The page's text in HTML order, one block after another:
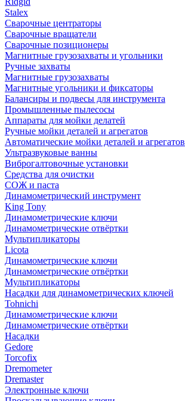
Stalex
Сварочные центраторы
Сварочные вращатели
Сварочные позиционеры
Магнитные грузозахваты и угольники
Ручные захваты
Магнитные грузозахваты
Магнитные угольники и фиксаторы
Балансиры и подвесы для инструмента
Промышленные пылесосы
Аппараты для мойки делатей
Ручные мойки деталей и агрегатов
Автоматические мойки деталей и агрегатов
Ультразвуковые ванны
Виброгалтовочные установки
Средства для очистки
СОЖ и паста
Динамометрический инструмент
King Tony
Динамометрические ключи
Динамометрические отвёртки
Мультипликаторы
Licota
Динамометрические ключи
Динамометрические отвёртки
Мультипликаторы
Насадки для динамометрических ключей
Tohnichi
Динамометрические ключи
Динамометрические отвёртки
Насадки
Gedore
Torcofix
Dremometer
Dremaster
Электронные ключи